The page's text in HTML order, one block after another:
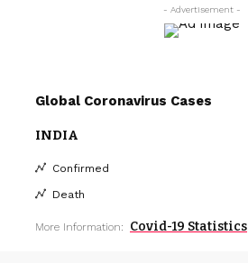
- Advertisement -
Global Coronavirus Cases
INDIA
Confirmed
Death
More Information: Covid-19 Statistics